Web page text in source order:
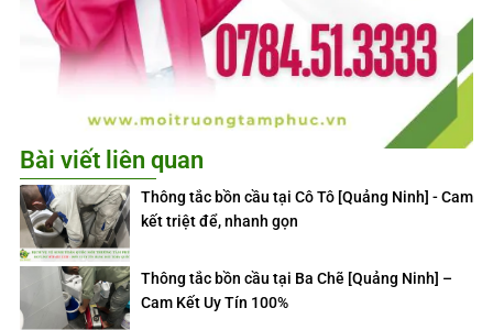
Bài viết liên quan
Thông tắc bồn cầu tại Cô Tô [Quảng Ninh] - Cam
kết triệt để, nhanh gọn
Thông tắc bồn cầu tại Ba Chẽ [Quảng Ninh] –
Cam Kết Uy Tín 100%